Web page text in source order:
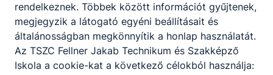
A sikeres képesítő vizsga eredményeként kiállított
képesítő bizonyítvány államilag elismert, önálló
végzettségi szintet nem biztosító szakképesítést
tanúsít.
rendelkeznek. Többek között információt gyűjtenek,
megjegyzik a látogató egyéni beállításait és
általánosságban megkönnyítik a honlap használatát.
Az TSZC Fellner Jakab Technikum és Szakképző
Iskola a cookie-kat a következő célokból használja: